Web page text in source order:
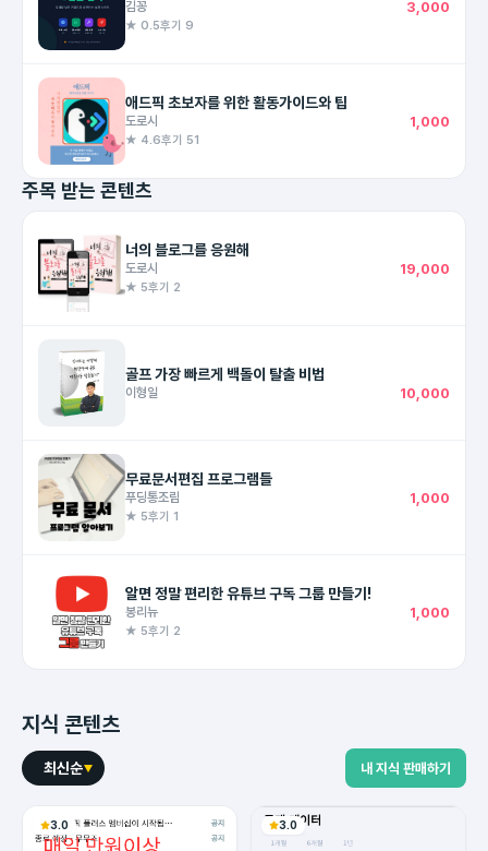
김꽁 3,000
★ 0.5후기 9
애드픽 초보자를 위한 활동가이드와 팁
도로시 1,000
★ 4.6후기 51
주목 받는 콘텐츠
너의 블로그를 응원해
도로시 19,000
★ 5후기 2
골프 가장 빠르게 백돌이 탈출 비법
이형일 10,000
무료문서편집 프로그램들
푸딩통조림 1,000
★ 5후기 1
알면 정말 편리한 유튜브 구독 그룹 만들기!
봉리뉴 1,000
★ 5후기 2
지식 콘텐츠
최신순 내 지식 판매하기
3.0 3.0